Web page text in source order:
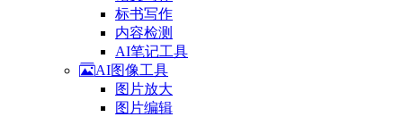
标书写作
内容检测
AI笔记工具
AI图像工具
图片放大
图片编辑